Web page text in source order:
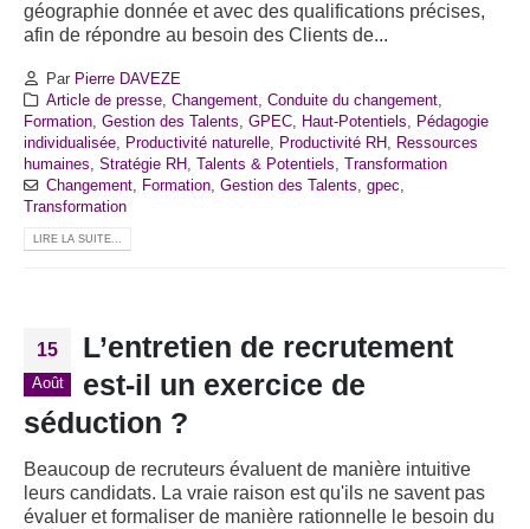
géographie donnée et avec des qualifications précises,
afin de répondre au besoin des Clients de...
Par Pierre DAVEZE
Article de presse, Changement, Conduite du changement,
Formation, Gestion des Talents, GPEC, Haut-Potentiels, Pédagogie
individualisée, Productivité naturelle, Productivité RH, Ressources
humaines, Stratégie RH, Talents & Potentiels, Transformation
Changement, Formation, Gestion des Talents, gpec,
Transformation
LIRE LA SUITE...
15
Août
L’entretien de recrutement
est-il un exercice de
séduction ?
Beaucoup de recruteurs évaluent de manière intuitive
leurs candidats. La vraie raison est qu'ils ne savent pas
évaluer et formaliser de manière rationnelle le besoin du